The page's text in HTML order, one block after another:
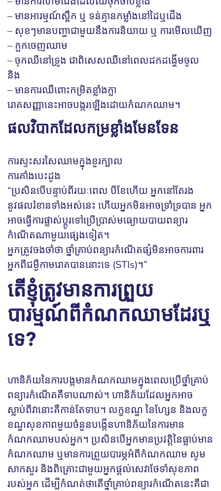
– មានអារម្មណ៍ស្ពឹក ឬ ទន់គ្មានកម្លាំងនៅដៃឬជើង
– សុខៗមានបញ្ហាជាមួយនឹងការនិយាយ ឬ ការមើលឃើញ
– ក្អកចេញឈាម
– ចុកឈឺនៅទ្រូង ជាពិសេសឈឺនៅពេលដកដង្ហើមចូល
និង
– មានការឈឺពោះកម្រិតខ្លាំងក្លា
រោគសញ្ញានេះអាចបង្ករឡើងដោយកំណកឈាម។
ផលវិបាកដែលកម្រខ្លាំងមែនទែន
ការស្ទះសរសៃឈាមក្នុងខួរក្បាល
ការគាំងបេះដូង
“ប្រសិនបើបន្ទាប់ពីរយៈពេល បីខែហើយ អ្នកនៅតែរង
នូវផលរំខានទាំងអស់នេះ ហើយអ្នកមិនអាចទ្រាំទ្របាន អ្នក
អាចធ្វើការផ្លាស់ប្តូរទៅប្រើប្រាស់មធ្យោយបាយពន្យារ
កំណើតណាមួយផ្សេងទៀត។
អ្នកត្រូវចងចាំថា ថ្នាំគ្រាប់ពន្យារកំណើតផ្សំមិនអាចការពារ
អ្នកពីជម្ងឺកាមរោគបាននោះទេ (STIs)។”
តើខ្ញុំត្រូវមានការព្រួយ
បារម្មណ៍ពីកំណកឈាមដែរឬ
ទេ?
ហានិភ័យនៃការបង្កមានកំណកឈាមក្នុងពេលប្រើថ្នាំគ្រាប់
ពន្យារកំណើតគឺទាបណាស់។ ហានិភ័យដែលអ្នកអាច
ស្លាប់ពីវានោះគឺកាន់តែទាប។ លក្ខខណ្ឌ ​នៃហ្សែន និងលក្ខ
ខណ្ឌសុខភាពមួយចំនួនបង្កើនហានិភ័យនៃការមាន
កំណកឈាមបស់អ្នក។ ប្រសិនបើអ្នកមានប្រវត្តិនៃធ្លាប់មាន
កំណកឈាម ឬមានការព្រួយបារម្ភអំពីកំណកឈាម សូម
សាកសួរ និងពិគ្រោះជាមួយអ្នកផ្តល់សេវាថែទាំសុខភាព
របស់អ្នក ដើម្បីកំណត់ថាតើថ្នាំគ្រាប់ពន្យារកំណើតនេះគឺជា